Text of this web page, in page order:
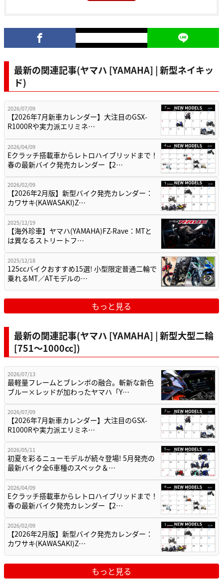
最新の関連記事(ヤマハ [YAMAHA] | 新型ネイキッ
ド)
2026/07/09
【2026年7月新車カレンダー】大注目のGSX-
R1000Rや実力派エリミネ…
2026/04/09
Eクラッチ搭載車からレトロハイブリッドまで！
春の最新バイク発売カレンダー【2…
2026/02/09
【2026年2月版】新型バイク発売カレンダー：
カワサキ(KAWASAKI)Z…
2025/12/19
【海外珍車】ヤマハ(YAMAHA)FZ-Rave：MTと
は異なるストリートフ…
2025/12/18
125ccバイクおすすめ15選! 小型限定普通二輪で
乗れるMT／ATモデルの…
もっと見る
最新の関連記事(ヤマハ [YAMAHA] | 新型大型二輪
[751〜1000cc])
2026/07/13
最軽量フレームとブレンボの融合。斬新な新色
ブルー×レッドが加わったヤマハ「Y…
2026/07/09
【2026年7月新車カレンダー】大注目のGSX-
R1000Rや実力派エリミネ…
2026/05/11
初夏を彩るニューモデルが続々登場! 5月発売の
最新バイク全6車種のスペック＆…
2026/04/09
Eクラッチ搭載車からレトロハイブリッドまで！
春の最新バイク発売カレンダー【2…
2026/02/09
【2026年2月版】新型バイク発売カレンダー：
カワサキ(KAWASAKI)Z…
もっと見る